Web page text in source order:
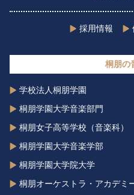
採用情報
桐朋の
学校法人桐朋学園
桐朋学園大学音楽部門
桐朋女子高等学校（音楽科）
桐朋学園大学音楽学部
桐朋学園大学院大学
桐朋オーケストラ・アカデミ